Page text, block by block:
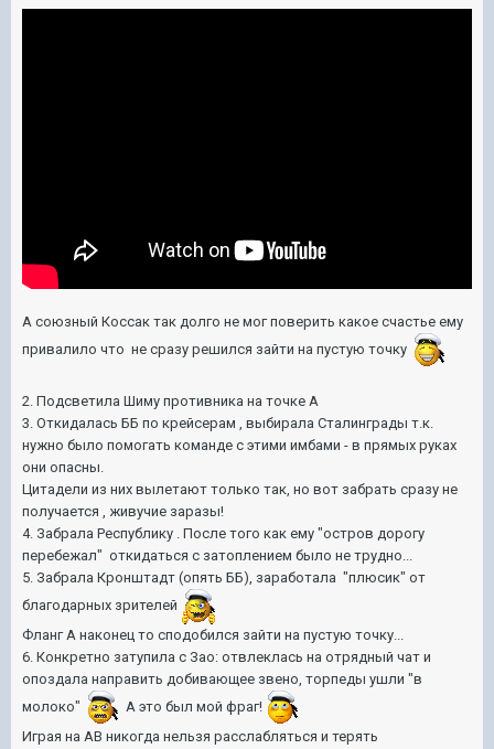
А союзный Коссак так долго не мог поверить какое счастье ему
привалило что не сразу решился зайти на пустую точку
2. Подсветила Шиму противника на точке А
3. Откидалась ББ по крейсерам , выбирала Сталинграды т.к.
нужно было помогать команде с этими имбами - в прямых руках
они опасны.
Цитадели из них вылетают только так, но вот забрать сразу не
получается , живучие заразы!
4. Забрала Республику . После того как ему "остров дорогу
перебежал" откидаться с затоплением было не трудно...
5. Забрала Кронштадт (опять ББ), заработала "плюсик" от
благодарных зрителей
Фланг А наконец то сподобился зайти на пустую точку...
6. Конкретно затупила с Зао: отвлеклась на отрядный чат и
опоздала направить добивающее звено, торпеды ушли "в
молоко"
А это был мой фраг!
Играя на АВ никогда нельзя расслабляться и терять